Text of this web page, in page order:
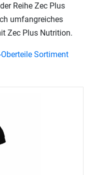
Reihe Zec Plus
umfangreiches
Zec Plus Nutrition.
Sortiment